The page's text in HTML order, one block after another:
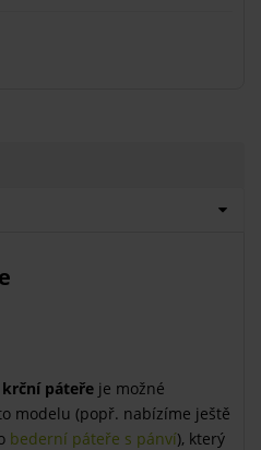
páteře je možné
modelu (popř. nabízíme ještě
bederní páteře s pánví), který